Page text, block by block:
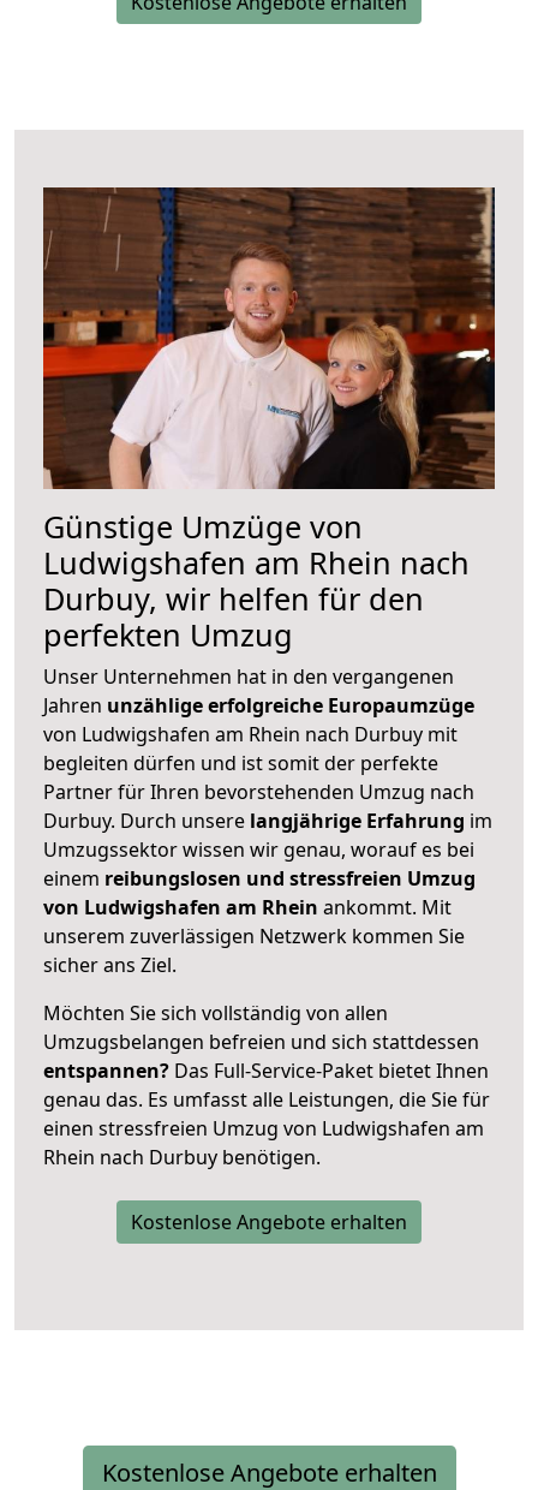
Günstige Umzüge von
Ludwigshafen am Rhein nach
Durbuy, wir helfen für den
perfekten Umzug
Unser Unternehmen hat in den vergangenen
Jahren unzählige erfolgreiche Europaumzüge
von Ludwigshafen am Rhein nach Durbuy mit
begleiten dürfen und ist somit der perfekte
Partner für Ihren bevorstehenden Umzug nach
Durbuy. Durch unsere langjährige Erfahrung im
Umzugssektor wissen wir genau, worauf es bei
einem reibungslosen und stressfreien Umzug
von Ludwigshafen am Rhein ankommt. Mit
unserem zuverlässigen Netzwerk kommen Sie
sicher ans Ziel.
Möchten Sie sich vollständig von allen
Umzugsbelangen befreien und sich stattdessen
entspannen? Das Full-Service-Paket bietet Ihnen
genau das. Es umfasst alle Leistungen, die Sie für
einen stressfreien Umzug von Ludwigshafen am
Rhein nach Durbuy benötigen.
Kostenlose Angebote erhalten
Kostenlose Angebote erhalten